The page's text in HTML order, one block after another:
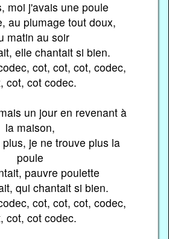
moi j'avais une poule
au plumage tout doux,
matin au soir
elle chantait si bien.
cot, cot, cot, codec,
cot, cot codec.
un jour en revenant à
la maison,
je ne trouve plus la
poule
pauvre poulette
qui chantait si bien.
cot, cot, cot, codec,
cot, cot codec.